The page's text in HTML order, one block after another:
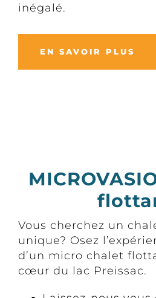
inégalé.
EN SAVOIR PLUS
Vous cherchez un
unique? Osez
d’un micro chalet
cœur du lac Preissac.